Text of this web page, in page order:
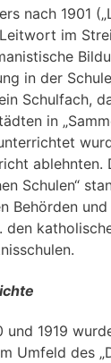
nach 1901
im
in der
Schul­fach,
in
Schu­len“
Behör­den
den
und 1919
Umfeld des